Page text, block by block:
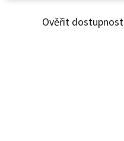
Ověřit dostupnost